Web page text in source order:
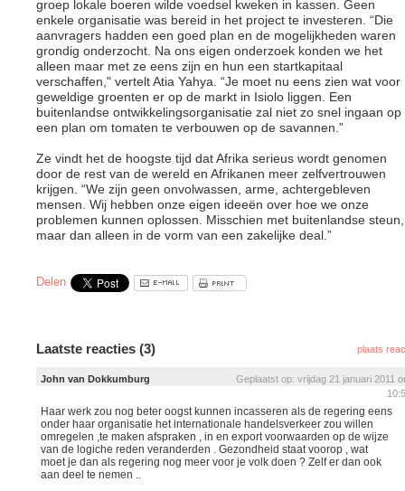
groep lokale boeren wilde voedsel kweken in kassen. Geen
enkele organisatie was bereid in het project te investeren. “Die
aanvragers hadden een goed plan en de mogelijkheden waren
grondig onderzocht. Na ons eigen onderzoek konden we het
alleen maar met ze eens zijn en hun een startkapitaal
verschaffen," vertelt Atia Yahya. “Je moet nu eens zien wat voor
geweldige groenten er op de markt in Isiolo liggen. Een
buitenlandse ontwikkelingsorganisatie zal niet zo snel ingaan op
een plan om tomaten te verbouwen op de savannen.”
Ze vindt het de hoogste tijd dat Afrika serieus wordt genomen
door de rest van de wereld en Afrikanen meer zelfvertrouwen
krijgen. “We zijn geen onvolwassen, arme, achtergebleven
mensen. Wij hebben onze eigen ideeën over hoe we onze
problemen kunnen oplossen. Misschien met buitenlandse steun,
maar dan alleen in de vorm van een zakelijke deal.”
Delen
Laatste reacties (3) plaats
John van Dokkumburg
Geplaatst op: vrijdag 21 januari 2011
Haar werk zou nog beter oogst kunnen incasseren als de regering eens
onder haar organisatie het internationale handelsverkeer zou willen
omregelen ,te maken afspraken , in en export voorwaarden op de wijze
van de logiche reden veranderden . Gezondheid staat voorop , wat
moet je dan als regering nog meer voor je volk doen ? Zelf er dan ook
aan deel te nemen ..